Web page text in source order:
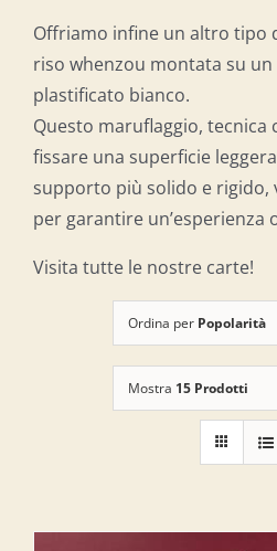
Offriamo infine un altro tipo
riso whenzou montata su
plastificato bianco.
Questo maruflaggio, tecnica
fissare una superficie
supporto più solido e rigido,
per garantire
Visita tutte le nostre carte!
Ordina per Popolarità
Mostra 15 Prodotti